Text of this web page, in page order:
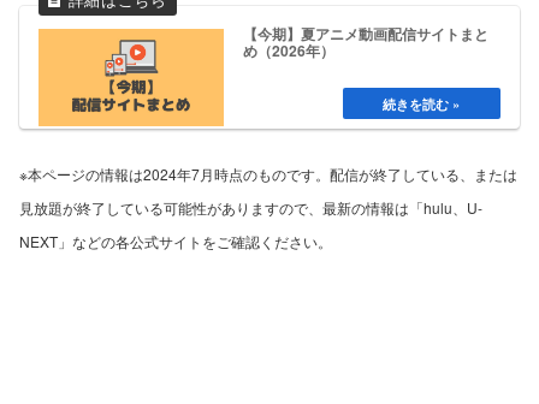
【今期】夏アニメ動画配信サイトまと
め（2026年）
※本ページの情報は2024年7月時点のものです。配信が終了している、または
見放題が終了している可能性がありますので、最新の情報は「hulu、U-
NEXT」などの各公式サイトをご確認ください。